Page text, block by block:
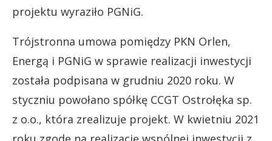
projektu wyraziło PGNiG.
Trójstronna umowa pomiędzy PKN Orlen,
Energą i PGNiG w sprawie realizacji inwestycji
została podpisana w grudniu 2020 roku. W
styczniu powołano spółkę CCGT Ostrołęka sp.
z o.o., która zrealizuje projekt. W kwietniu 2021